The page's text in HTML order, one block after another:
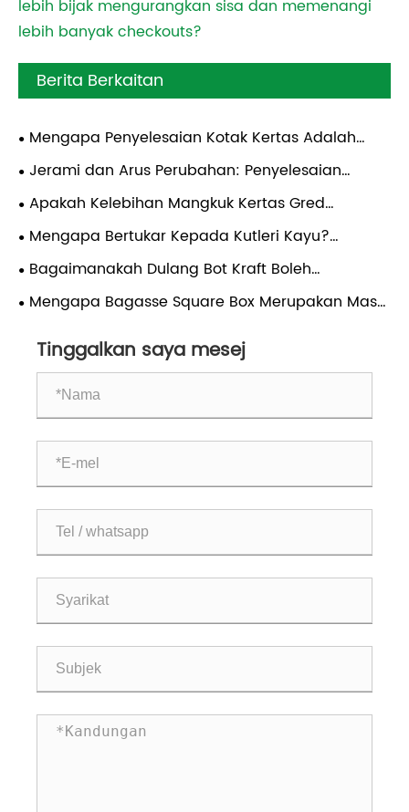
lebih bijak mengurangkan sisa dan memenangi
lebih banyak checkouts?
Berita Berkaitan
Mengapa Penyelesaian Kotak Kertas Adalah
Masa Depan Pembungkusan Makanan Mampan
Jerami dan Arus Perubahan: Penyelesaian
Terbiodegradasi untuk Masa Depan yang Lebih
Bersih
Apakah Kelebihan Mangkuk Kertas Gred
Makanan yang Boleh Dibawa Kepada Operator
Katering dan Bawa Keluar Global?
Mengapa Bertukar Kepada Kutleri Kayu?
Revolusi Makan Mesra Alam
Bagaimanakah Dulang Bot Kraft Boleh
Merevolusikan Penyelesaian Pembungkusan
Makanan Mesra Alam?
Mengapa Bagasse Square Box Merupakan Masa
Tinggalkan saya mesej